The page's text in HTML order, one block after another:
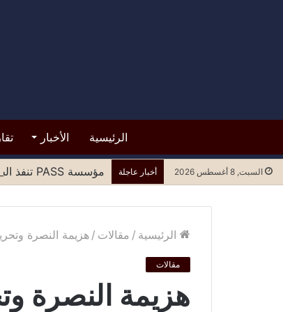
الرئيسية الأخبار
السبت, 8 أغسطس 2026 أخبار عاجلة مؤسسة PASS تنفذ الطاولة المستديرة الرابعة لتعزيز المشاركة العادلة للنساء في مسارات السلام وصنع القرار
الرئيسية / مقالات / هزيمة النصرة
مقالات
هزيمة النصرة